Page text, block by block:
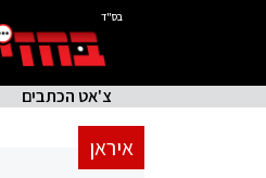
בס"ד
צ'אט הכתבים
איראן